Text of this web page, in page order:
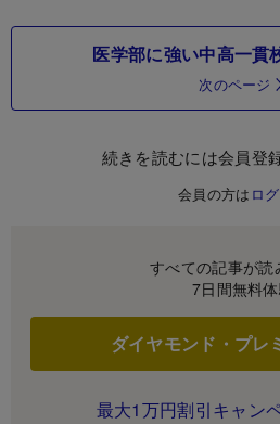
医学部に強い中高一貫
次のページ
続きを読むには会員登
会員の方は ロ
すべての記事が読
7日間無料
ダイヤモンド・プレ
最大1万円割引キャン